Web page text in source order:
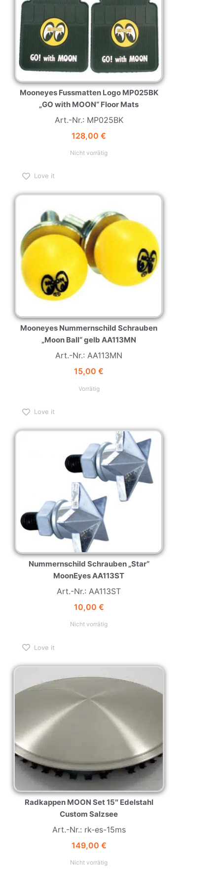
Mooneyes Fussmatten Logo MP025BK
„GO with MOON“ Floor Mats
Art.-Nr.: MP025BK
128,00 €
Nicht vorrätig
Love it
Mooneyes Nummernschild Schrauben
„Moon Ball“ gelb AA113MN
Art.-Nr.: AA113MN
15,00 €
Vorrätig
Love it
Nummernschild Schrauben „Star“
MoonEyes AA113ST
Art.-Nr.: AA113ST
10,00 €
Nicht vorrätig
Love it
Radkappen MOON Set 15″ Edelstahl
Custom Salzsee
Art.-Nr.: rk-es-15ms
149,00 €
Nicht vorrätig